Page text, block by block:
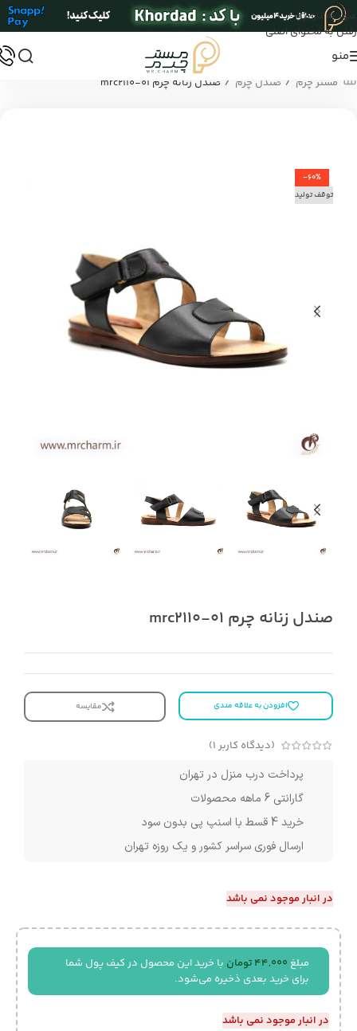
عبور به ناوبری
رفتن به محتوای اصلی
منو
مستر چرم / صندل چرم / صندل زنانه چرم mrc2110-01
-60%
توقف تولید
صندل زنانه چرم mrc2110-01
افزودن به علاقه مندی مقایسه
(دیدگاه کاربر 1
)
پرداخت درب منزل در تهران
گارانتی 6 ماهه محصولات
خرید 4 قسط با اسنپ پی بدون سود
ارسال فوری سراسر کشور و یک روزه تهران
در انبار موجود نمی باشد
مبلغ 44,000 تومان با خرید این محصول در کیف پول شما
برای خرید بعدی ذخیره می‌شود.
در انبار موجود نمی باشد